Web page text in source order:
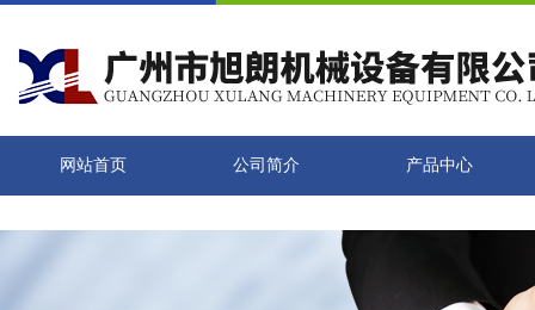
网站首页 公司简介 产品中心